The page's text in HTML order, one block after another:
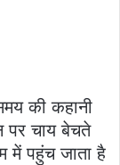
की कहानी
चाय बेचते
में पहुंच जाता है